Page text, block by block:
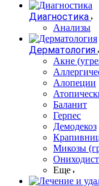
Диагностика
Анализы
Дерматология
Акне
Алопеции
Баланит
Герпес
Демодекоз
Микозы
Еще